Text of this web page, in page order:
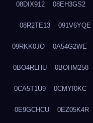
08DIX912 08EH3GS2
08R2TE13 091V6YQE
09RKK0JO 0A54G2WE
0BO4RLHU 0BOHM258
0CA5T1U9 0CMYI0KC
0E9GCHCU 0EZ05K4R